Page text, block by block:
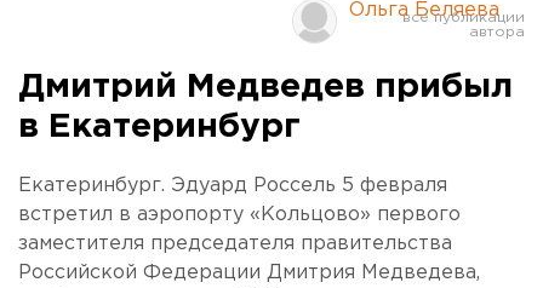
Ольга Беляева
Дмитрий Медведев прибыл
в Екатеринбург
Екатеринбург. Эдуард Россель 5 февраля
встретил в аэропорту «Кольцово» первого
заместителя председателя правительства
Российской Федерации Дмитрия Медведева,